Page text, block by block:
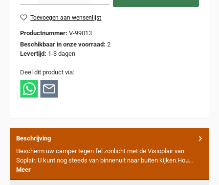
Toevoegen aan wensenlijst
Productnummer: V-99013
Beschikbaar in onze voorraad: 2
Levertijd: 1-3 dagen
Deel dit product via:
Beschrijving
Bescherm uw camper tegen fel zonlicht met de Visioplair van
Soplair. U kunt nog steeds van binnenuit naar buiten kijken.Hou…
Meer